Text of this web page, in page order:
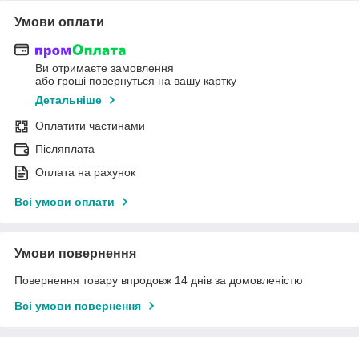
Умови оплати
Ви отримаєте замовлення
або гроші повернуться на вашу картку
Детальніше
Оплатити частинами
Післяплата
Оплата на рахунок
Всі умови оплати
Умови повернення
Повернення товару впродовж 14 днів за домовленістю
Всі умови повернення